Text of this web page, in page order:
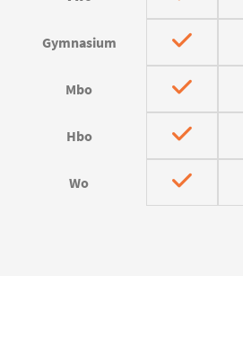
Gymnasium
Mbo
Hbo
Wo